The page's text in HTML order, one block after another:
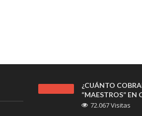
¿CUÁNTO
“MAESTROS” EN
72.067 Visitas